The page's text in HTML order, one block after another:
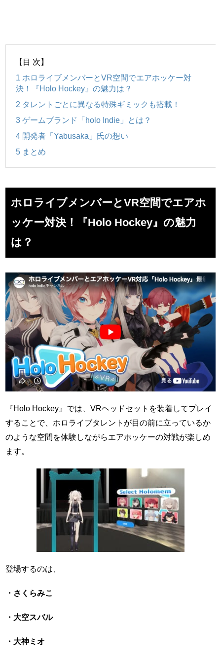
【目 次】
1 ホロライブメンバーとVR空間でエアホッケー対
決！『Holo Hockey』の魅力は？
2 タレントごとに異なる特殊ギミックも搭載！
3 ゲームブランド「holo Indie」とは？
4 開発者「Yabusaka」氏の想い
5 まとめ
ホロライブメンバーとVR空間でエアホ
ッケー対決！『Holo Hockey』の魅力
は？
『Holo Hockey』では、VRヘッドセットを装着してプレイ
することで、ホロライブタレントが目の前に立っているか
のような空間を体験しながらエアホッケーの対戦が楽しめ
ます。
登場するのは、
・さくらみこ
・大空スバル
・大神ミオ